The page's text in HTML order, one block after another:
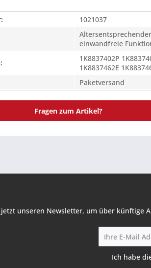
1021037
einwandfreie
1K8837402P
1K8837462E
Paketversand
Fragen zum Artikel?
unseren Newsletter, um über künftige
Ich habe